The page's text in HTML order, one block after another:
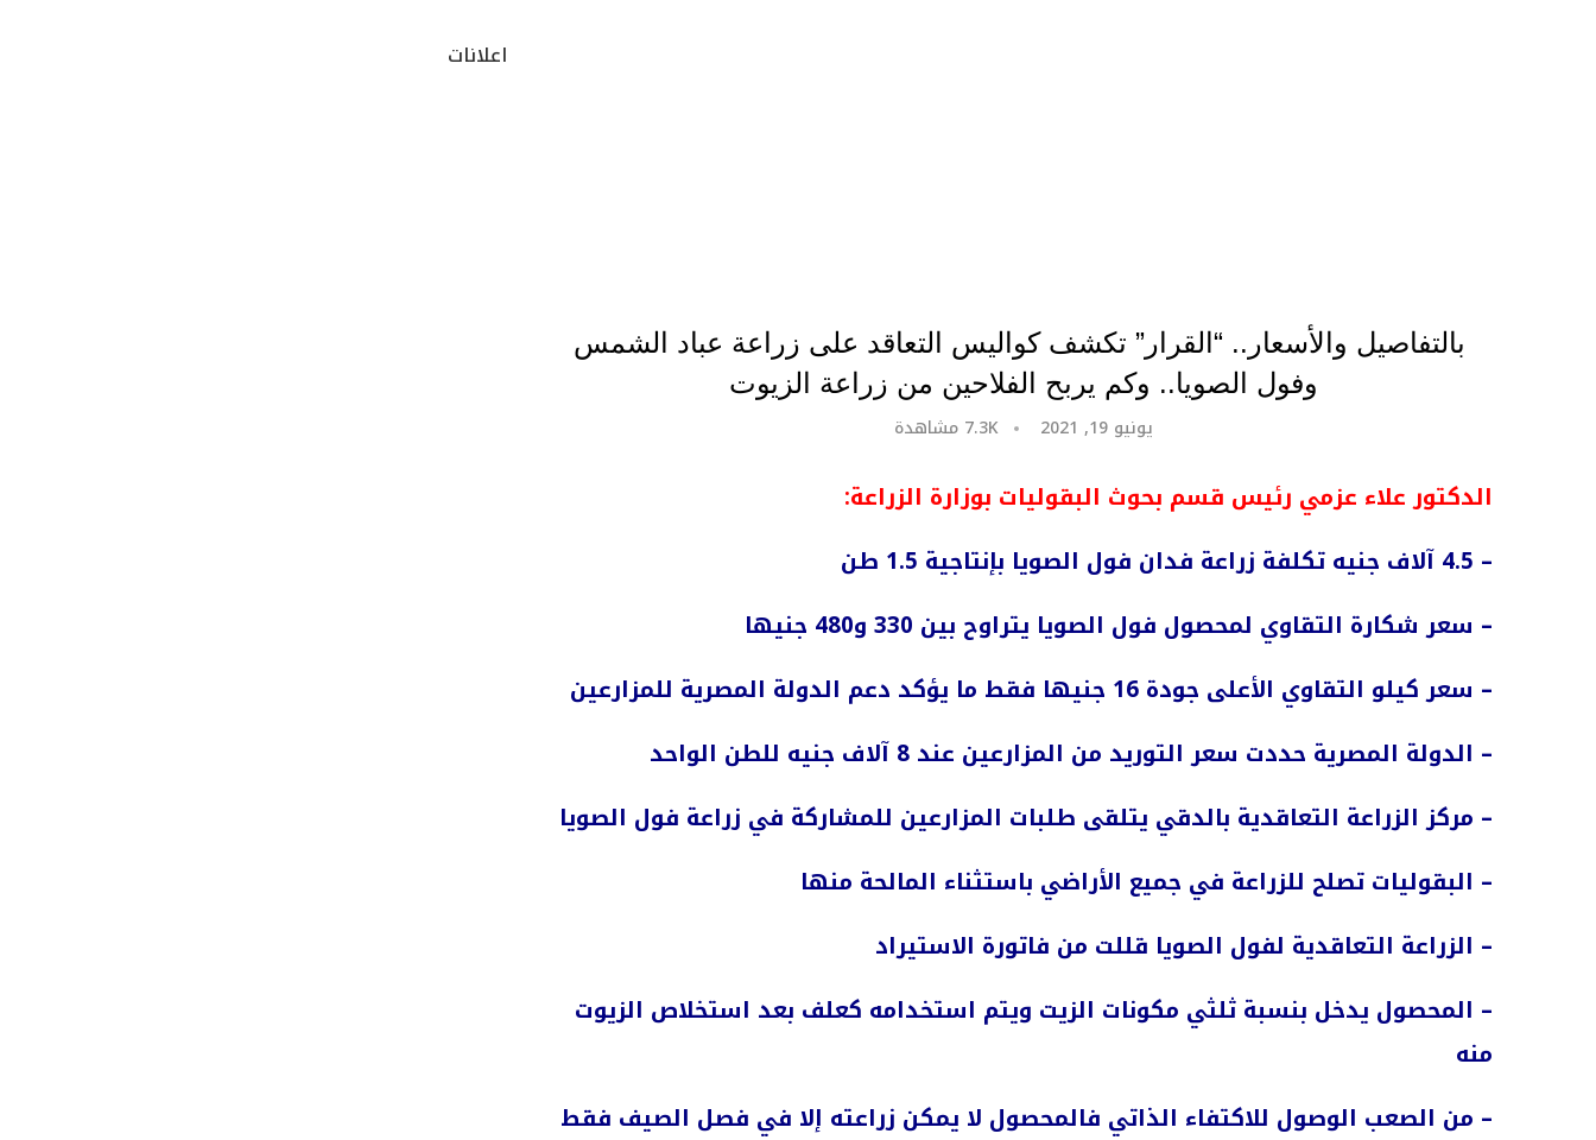
بالتفاصيل والأسعار.. “القرار” تكشف كواليس التعاقد على زراعة عباد الشمس
وفول الصويا.. وكم يربح الفلاحين من زراعة الزيوت
يونيو 19, 2021
7.3K مشاهدة
الدكتور علاء عزمي رئيس قسم بحوث البقوليات بوزارة الزراعة:
– 4.5 آلاف جنيه تكلفة زراعة فدان فول الصويا بإنتاجية 1.5 طن
– سعر شكارة التقاوي لمحصول فول الصويا يتراوح بين 330 و480 جنيها
– سعر كيلو التقاوي الأعلى جودة 16 جنيها فقط ما يؤكد دعم الدولة المصرية للمزارعين
– الدولة المصرية حددت سعر التوريد من المزارعين عند 8 آلاف جنيه للطن الواحد
– مركز الزراعة التعاقدية بالدقي يتلقى طلبات المزارعين للمشاركة في زراعة فول الصويا
– البقوليات تصلح للزراعة في جميع الأراضي باستثناء المالحة منها
– الزراعة التعاقدية لفول الصويا قللت من فاتورة الاستيراد
– المحصول يدخل بنسبة ثلثي مكونات الزيت ويتم استخدامه كعلف بعد استخلاص الزيوت
منه
– من الصعب الوصول للاكتفاء الذاتي فالمحصول لا يمكن زراعته إلا في فصل الصيف فقط
اعلانات